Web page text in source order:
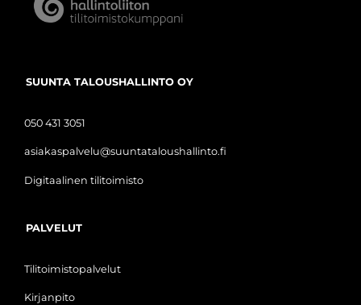
SUUNTA TALOUSHALLINTO OY
050 431 3051
asiakaspalvelu@suuntataloushallinto.fi
Digitaalinen tilitoimisto
PALVELUT
Tilitoimistopalvelut
Kirjanpito